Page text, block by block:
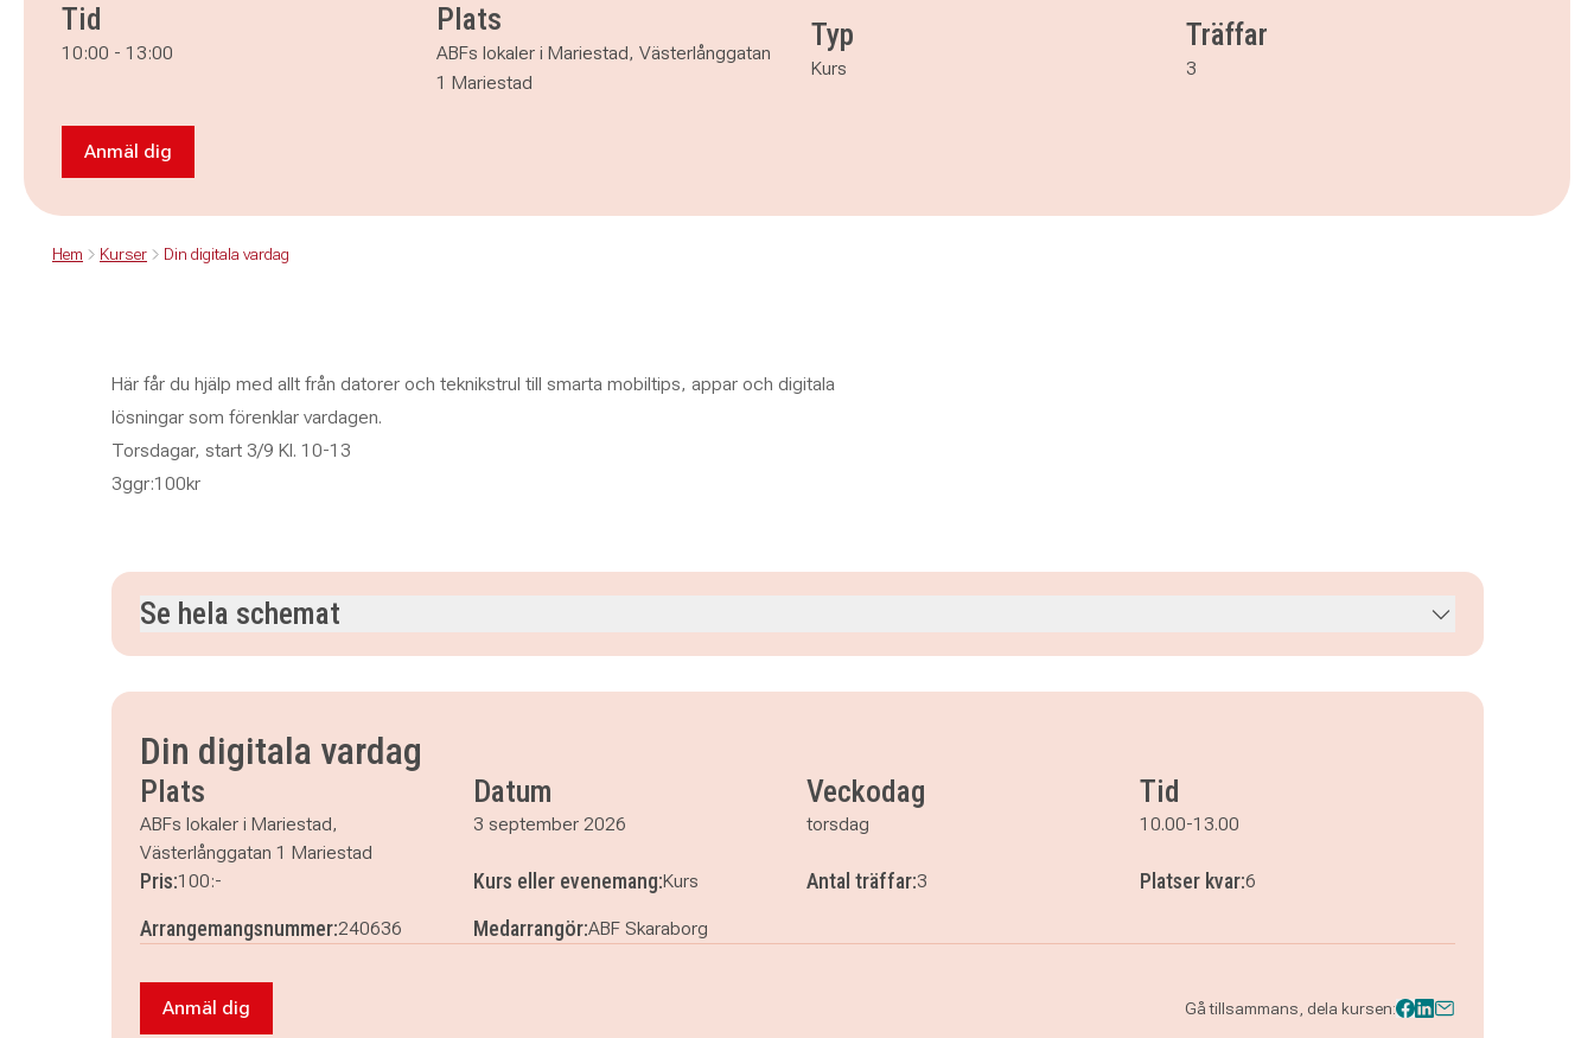
Tid
10:00 - 13:00
Plats
ABFs lokaler i Mariestad, Västerlånggatan
1 Mariestad
Typ
Kurs
Träffar
3
Anmäl dig till Din digitala vardag
Anmäl dig
Hem Kurser Din digitala vardag
Här får du hjälp med allt från datorer och teknikstrul till smarta mobiltips, appar och digitala
lösningar som förenklar vardagen.
Torsdagar, start 3/9 Kl. 10-13
3ggr:100kr
Se hela schemat
torsdag 17 september 2026klockan 10.00–13.00
Din digitala vardag
Plats
ABFs lokaler i Mariestad,
Västerlånggatan 1 Mariestad
Datum
3 september 2026
Veckodag
torsdag
Tid
10.00-13.00
Pris:100:- Kurs eller evenemang:Kurs Antal träffar:3 Platser kvar:6
Arrangemangsnummer:240636 Medarrangör:ABF Skaraborg
Anmäl dig till Din digitala vardag
Anmäl dig Gå tillsammans, dela kursen: